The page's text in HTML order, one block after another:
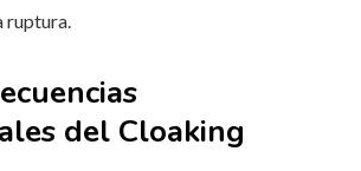
ruptura.
del Cloaking